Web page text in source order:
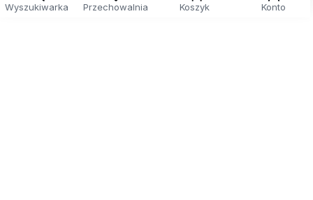
Wyszukiwarka Przechowalnia Koszyk Konto